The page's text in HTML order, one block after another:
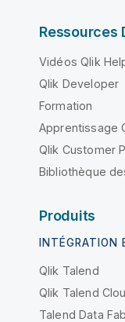
Ressources
Vidéos Qlik
Qlik Developer
Formation
Apprentissage
Qlik Customer
Bibliothèque
Produits
INTÉGRATION
Qlik Talend
Qlik Talend
Talend Data